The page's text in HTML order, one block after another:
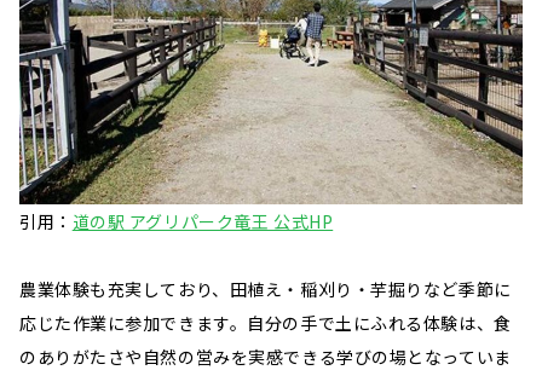
引用： 道の駅 アグリパーク竜王 公式HP
農業体験も充実しており、田植え・稲刈り・芋掘りなど季節に
応じた作業に参加できます。自分の手で土にふれる体験は、食
のありがたさや自然の営みを実感できる学びの場となっていま